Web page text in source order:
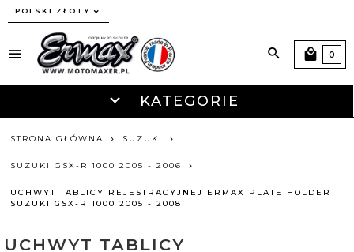
currency_h
POLSKI ZŁOTY
KATEGORIE
0
STRONA GŁÓWNA SUZUKI
SUZUKI GSX-R 1000 2005 - 2006
UCHWYT TABLICY REJESTRACYJNEJ ERMAX PLATE HOLDER
SUZUKI GSX-R 1000 2005 - 2008
UCHWYT TABLICY